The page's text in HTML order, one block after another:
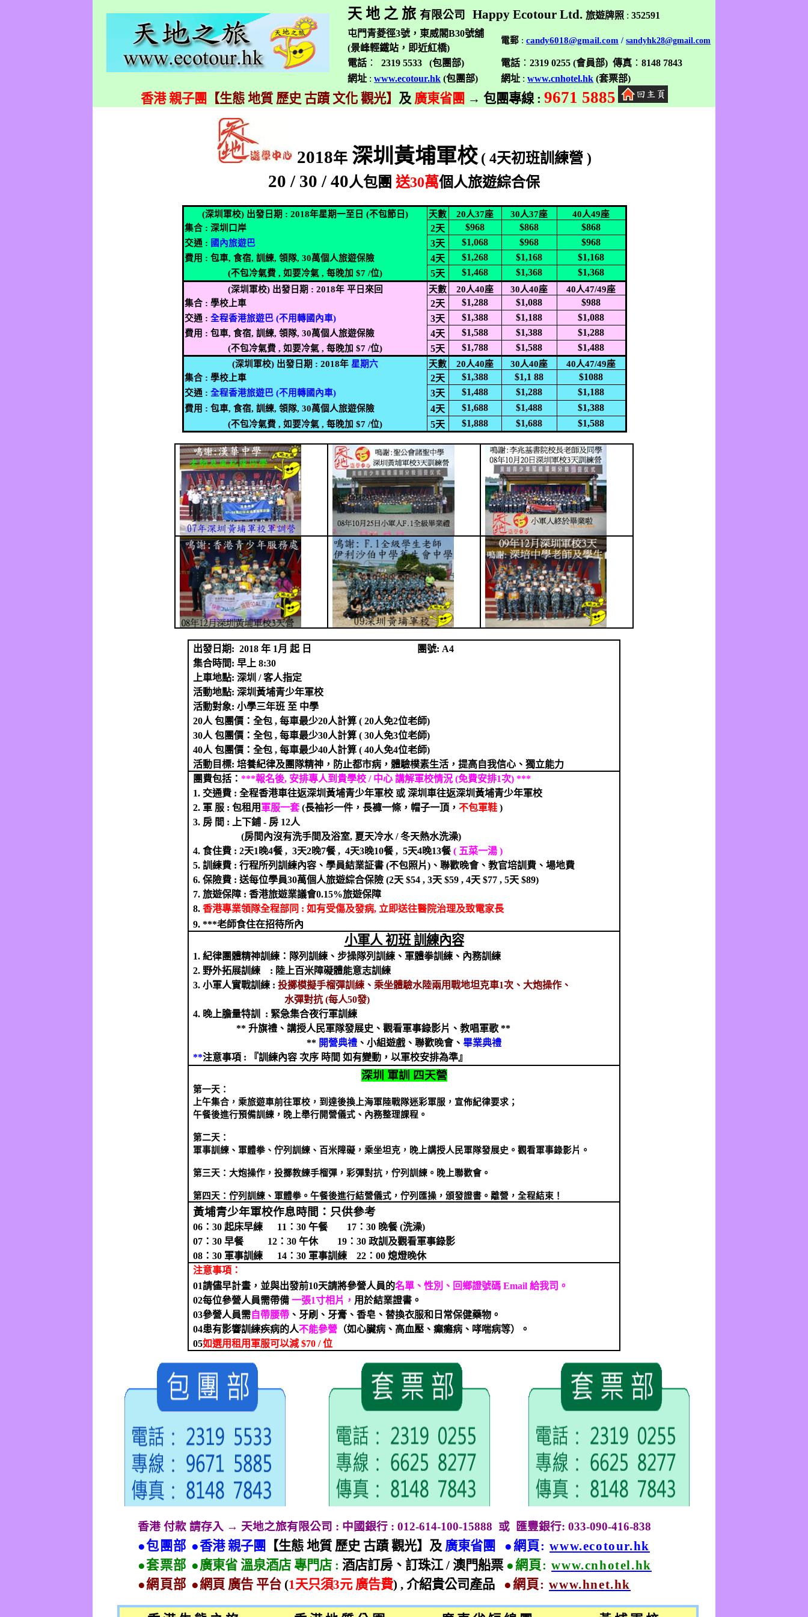
天 地 之 旅有限公司 Happy Ecotour Ltd.旅遊牌照 :352591
屯門青菱徑3號，東威閣B30號舖
(景峰輕鐵站，即近紅橋)
電郵 :candy6018@gmail.com /sandyhk28@gmail.com
電話 ： 2319 5533 (包團部) 電話 ：2319 0255 (會員部)傳真 ：8148 7843
網址 : www.ecotour.hk (包團部) 網址 : www.cnhotel.hk (套票部)
香港 親子團 【生態 地質 歷史 古蹟 文化 觀光】 及 廣東省團 → 包團專線: 9671 5885
2018年 深圳黃埔軍校 ( 4天初班訓練營)
20 / 30 / 40人包團 送30萬個人旅遊綜合保
(深圳軍校) 出發日期 : 2018年星期一至日(不包節日) 天數 20人37座 30人37座 40人49座
集合 :深圳口岸 2天 $968 $868 $868
交通 : 國內旅遊巴 3天 $1,068 $968 $968
費用 :包車,食宿,訓練,領隊, 30萬個人旅遊保險 4天 $1,268 $1,168 $1,168
(不包冷氣費 ,如要冷氣 ,每晚加 $7 /位) 5天 $1,468 $1,368 $1,368
(深圳軍校) 出發日期 : 2018年 平日來回 天數 20人40座 30人40座 40人47/49座
集合 :學校上車 2天 $1,288 $1,088 $988
交通 :全程香港旅遊巴 (不用轉國內車) 3天 $1,388 $1,188 $1,088
費用 :包車,食宿,訓練,領隊, 30萬個人旅遊保險 4天 $1,588 $1,388 $1,288
(不包冷氣費 ,如要冷氣 ,每晚加 $7 /位) 5天 $1,788 $1,588 $1,488
(深圳軍校) 出發日期 : 2018年星期六 天數 20人40座 30人40座 40人47/49座
集合 :學校上車 2天 $1,388 $1,1 88 $1088
交通 :全程香港旅遊巴 (不用轉國內車) 3天 $1,488 $1,288 $1,188
費用 :包車,食宿,訓練,領隊, 30萬個人旅遊保險 4天 $1,688 $1,488 $1,388
(不包冷氣費 ,如要冷氣 ,每晚加 $7 /位) 5天 $1,888 $1,688 $1,588
出發日期: 2018年 1 月 起 日 團號: A4
集合時間:早上 8:30
上車地點:深圳 /客人指定
活動地點:深圳黃埔青少年軍校
活動對象:小學三年班 至 中學
20人 包團價：全包 ,每車最少20人計算 ( 20人免2位老師)
30人 包團價：全包 ,每車最少30人計算 ( 30人免3位老師)
40人 包團價：全包 ,每車最少40人計算 ( 40人免4位老師)
活動目標:培養紀律及團隊精神，防止都市病，體驗樸素生活，提高自我信心、獨立能力
團費包括：***報名後, 安排專人到貴學校 / 中心 講解軍校情況 (免費安排1次) ***
1. 交通費 :全程香港車往返深圳黃埔青少年軍校 或 深圳車往返深圳黃埔青少年軍校
2. 軍 服 :包租用 軍服一套(長袖衫一件，長褲一條，帽子一頂，不包軍鞋 )
3. 房 間 : 上下鋪 - 房 12人
(房間內沒有洗手間及浴室, 夏天冷水/冬天熱水洗澡)
4.食住費 : 2天1 晚4餐, 3天2晚7餐, 4天3晚10餐, 5天4晚13餐( 五菜一湯 )
5.訓練費 :行程所列訓練內容、學員結業証書 (不包照片) 、聯歡晚會、教官培訓費、場地費
6.保險費 :送每位學員30萬個人旅遊綜合保險 (2天 $54 , 3天 $59 , 4天 $77 , 5天 $89)
7.旅遊保障 :香港旅遊業議會0.15%旅遊保障
8.香港專業領隊全程部同 :如有受傷及發病, 立即送往醫院治理及致電家長
9. ***老師食住在招待所內
小軍人 初班 訓練內容
1.紀律團體精神訓練：隊列訓練、步操隊列訓練、軍體拳訓練、內務訓練
2. 野外拓展訓練 : 陸上百米障礙體能意志訓練
3.小軍人實戰訓練 :投擲模擬手榴彈訓練、乘坐體驗水陸兩用戰地坦克車1次、大炮操作、
水彈對抗 (每人50發)
4. 晚上膽量特訓 : 緊急集合夜行軍訓練
**升旗禮、講授人民軍隊發展史、觀看軍事錄影片、教唱軍歌 **
** 開營典禮 、 小組遊戲、聯歡晚會、 畢業典禮
**注意事項 : 『訓練內容 次序 時間 如有變動，以軍校安排為準』
深圳 軍訓 四天營
第一天：
上午集合，乘旅遊車前往軍校，到達後換上海軍陸戰隊迷彩軍服，宣佈紀律要求；
午餐後進行預備訓練，晚上舉行開營儀式、內務整理課程。
第二天：
軍事訓練、軍體拳、佇列訓練、百米障礙，乘坐坦克，晚上講授人民軍隊發展史。觀看軍事錄影片。
第三天：大炮操作，投擲教練手榴彈，彩彈對抗，佇列訓練。晚上聯歡會。
第四天：佇列訓練、軍體拳。午餐後進行結營儀式，佇列匯操，頒發證書。離營，全程結束！
黃埔青少年軍校作息時間：只供參考
06 ：30起床早練 11 ：30午餐17 ：30 晚餐(洗澡)
07 ：30早餐12 ：30午休19 ：30政訓及觀看軍事錄影
08 ：30 軍事訓練 14 ：30 軍事訓練 22 ：00熄燈晚休
注意事項：
01請儘早計畫，並與出發前10天請將參營人員的名單、性別、回鄉證號碼 Email給我司。
02每位參營人員需帶備一張1寸相片， 用於結業證書。
03參營人員需自帶腰帶 、牙刷、牙膏、香皂、替換衣服和日常保健藥物。
04患有影響訓練疾病的人不能參營 （如心臟病、高血壓、癲癱病、哮喘病等）。
05如選用租用軍服可以減$70 /位
香港 付款 請存入 → 天地之旅有限公司 : 中國銀行: 012-614-100-15888 或 匯豐銀行: 033-090-416-838
●包團部 ●香港 親子團 【生態 地質 歷史 古蹟 觀光】及 廣東省團 ●網頁:www.ecotour.hk
●套票部 ●廣東省 溫泉酒店 專門店 : 酒店訂房、訂珠江/澳門船票 ●網頁:www.cnhotel.hk
●網頁部 ●網頁 廣告 平台 (1天只須3元 廣告費) ,介紹貴公司產品 ●網頁:www.hnet.hk